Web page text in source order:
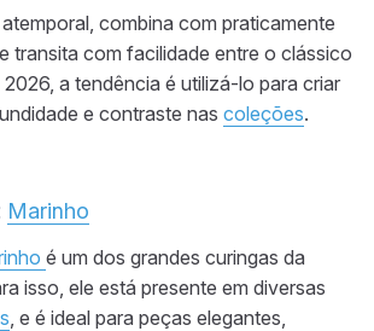
combina com praticamente
transita com facilidade entre o clássico
a tendência é utilizá-lo para criar
e contraste nas coleções.
Marinho
é um dos grandes curingas da
isso, ele está presente em diversas
, e é ideal para peças elegantes,